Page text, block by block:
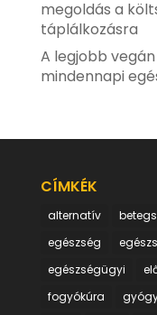
megoldás a
táplálkozásra
A legjobb
mindennapi
CÍMKÉK
alternatív
egészség
egészségügyi
fogyókúra